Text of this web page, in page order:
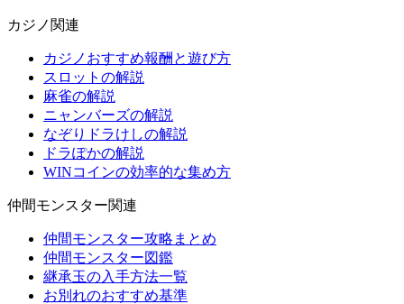
カジノ関連
カジノおすすめ報酬と遊び方
スロットの解説
麻雀の解説
ニャンバーズの解説
なぞりドラけしの解説
ドラぽかの解説
WINコインの効率的な集め方
仲間モンスター関連
仲間モンスター攻略まとめ
仲間モンスター図鑑
継承玉の入手方法一覧
お別れのおすすめ基準